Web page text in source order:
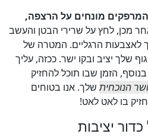
מונחים על הרצפה,
מכן, לחץ על שרירי הבטן והעשב
לאצבעות הרגליים. המטרה של
שלך יציב ובקו ישר. ככזה, עליך
הזמן שבו תוכל להחזיק
הנוכחיתשלך. אנו בטוחים
בו לאט לאט!